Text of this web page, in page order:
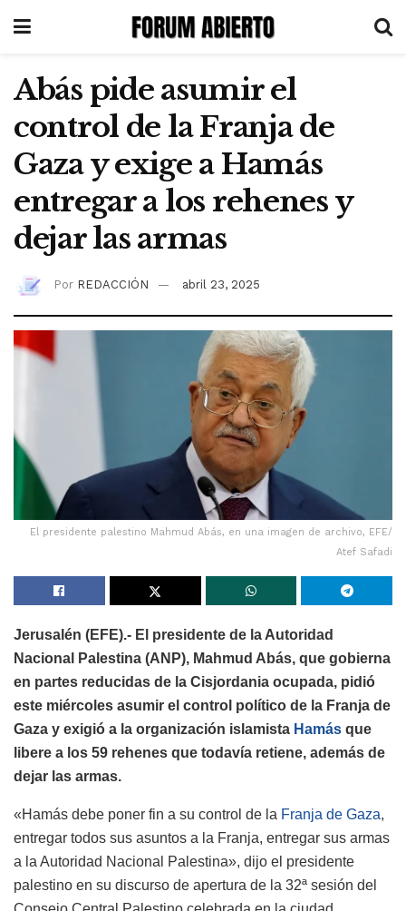
Abás pide asumir el
control de la Franja de
Gaza y exige a Hamás
entregar a los rehenes y
dejar las armas
Por REDACCIÓN abril 23, 2025
El presidente palestino Mahmud Abás, en una imagen de archivo, EFE/
Atef Safadi
Jerusalén (EFE).- El presidente de la Autoridad
Nacional Palestina (ANP), Mahmud Abás, que gobierna
en partes reducidas de la Cisjordania ocupada, pidió
este miércoles asumir el control político de la Franja de
Gaza y exigió a la organización islamista Hamás que
libere a los 59 rehenes que todavía retiene, además de
dejar las armas.
«Hamás debe poner fin a su control de la Franja de Gaza,
entregar todos sus asuntos a la Franja, entregar sus armas
a la Autoridad Nacional Palestina», dijo el presidente
palestino en su discurso de apertura de la 32ª sesión del